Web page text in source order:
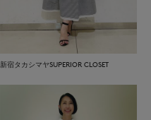
新宿タカシマヤSUPERIOR CLOSET